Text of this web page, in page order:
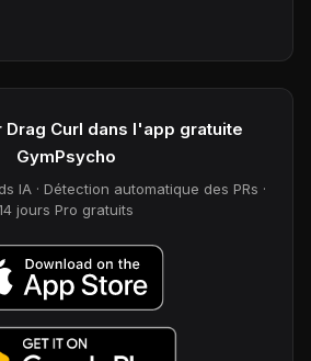
Drag Curl dans l'app gratuite
GymPsycho
IA · Détection automatique des PRs ·
jours Pro gratuits